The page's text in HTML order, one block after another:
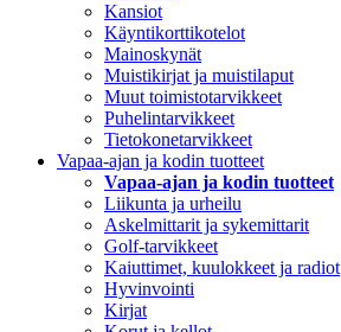
Kansiot
Käyntikorttikotelot
Mainoskynät
Muistikirjat ja muistilaput
Muut toimistotarvikkeet
Puhelintarvikkeet
Tietokonetarvikkeet
Vapaa-ajan ja kodin tuotteet
Vapaa-ajan ja kodin tuotteet
Liikunta ja urheilu
Askelmittarit ja sykemittarit
Golf-tarvikkeet
Kaiuttimet, kuulokkeet ja radiot
Hyvinvointi
Kirjat